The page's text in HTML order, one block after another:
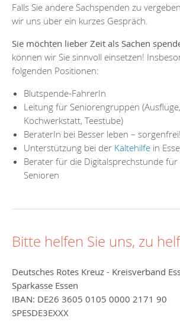
Falls Sie andere Sachspenden zu
wir uns über ein kurzes Gespräch.
Sie möchten lieber Zeit als Sachen
können wir Sie sinnvoll einsetzen!
folgenden Positionen:
Blutspende-FahrerIn
Leitung für Seniorengruppen
Kochwerkstatt, Teestube)
BeraterIn bei Besser leben – sorgenfrei!
Unterstützung bei der Kältehilfe in
Berater für die Digitalsprechstunde
Senioren
Bitte helfen Sie uns, zu
Deutsches Rotes Kreuz - Kreisverband
Sparkasse Essen
IBAN: DE26 3605 0105 0000 2171 90
SPESDE3EXXX